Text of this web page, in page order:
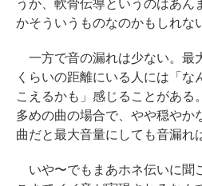
うか、軟骨伝導というのはあん
かそういうものなのかもしれな
一方で音の漏れは少ない。最
くらいの距離にいる人には「な
こえるかも」感じることがある
多めの曲の場合で、やや穏やか
曲だと最大音量にしても音漏れ
いや〜でもまあホネ伝いに聞